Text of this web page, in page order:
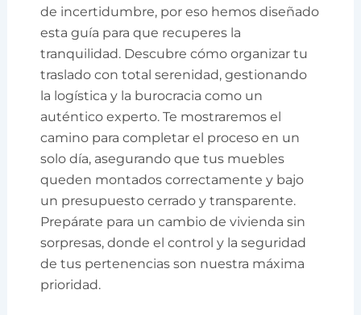
de incertidumbre, por eso hemos diseñado
esta guía para que recuperes la
tranquilidad. Descubre cómo organizar tu
traslado con total serenidad, gestionando
la logística y la burocracia como un
auténtico experto. Te mostraremos el
camino para completar el proceso en un
solo día, asegurando que tus muebles
queden montados correctamente y bajo
un presupuesto cerrado y transparente.
Prepárate para un cambio de vivienda sin
sorpresas, donde el control y la seguridad
de tus pertenencias son nuestra máxima
prioridad.